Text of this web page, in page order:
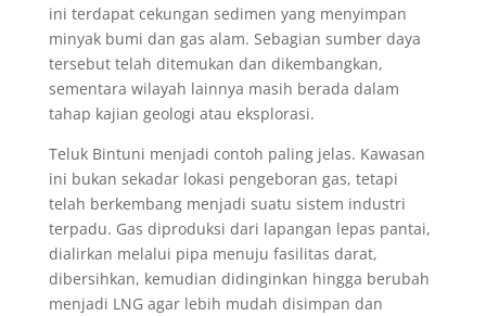
ini terdapat cekungan sedimen yang menyimpan
minyak bumi dan gas alam. Sebagian sumber daya
tersebut telah ditemukan dan dikembangkan,
sementara wilayah lainnya masih berada dalam
tahap kajian geologi atau eksplorasi.
Teluk Bintuni menjadi contoh paling jelas. Kawasan
ini bukan sekadar lokasi pengeboran gas, tetapi
telah berkembang menjadi suatu sistem industri
terpadu. Gas diproduksi dari lapangan lepas pantai,
dialirkan melalui pipa menuju fasilitas darat,
dibersihkan, kemudian didinginkan hingga berubah
menjadi LNG agar lebih mudah disimpan dan